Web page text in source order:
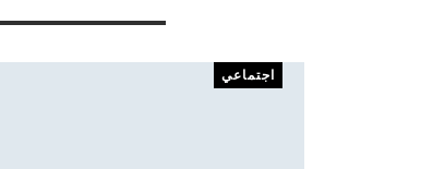
اجتماعي